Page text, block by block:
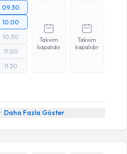
09:30
10:00
10:30
11:00
11:30
Takvim
kapalıdır
Takvim
kapalıdır
Daha Fazla Göster